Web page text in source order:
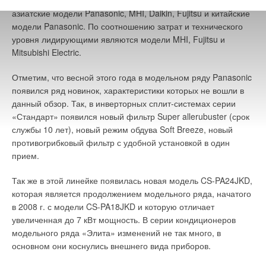
азиатские модели Panasonic, MHI, Daikin, Fujitsu и китайские
модели Panasonic. По соотношению затрат и технического
уровня лидирующими являются модели MHI, Fujitsu и
Mitsubishi Electric.
Отметим, что весной этого года в модельном ряду Panasonic
появился ряд новинок, характеристики которых не вошли в
данный обзор. Так, в инверторных сплит-системах серии
«Стандарт» появился новый фильтр Super allerubuster (срок
службы 10 лет), новый режим обдува Soft Breeze, новый
противогрибковый фильтр с удобной установкой в один
прием.
Так же в этой линейке появилась новая модель CS-PA24JKD,
которая является продолжением модельного ряда, начатого
в 2008 г. с модели CS-PA18JKD и которую отличает
увеличенная до 7 кВт мощность. В серии кондиционеров
модельного ряда «Элита» изменений не так много, в
основном они коснулись внешнего вида приборов.
Если метантенк ориентирован на работу с осадками сточных
вод и активным илом, большое значение имеет способ
подачи осадка в метантенк, а также выгрузка непригодного
вод довольно существенную долю составляют механические
частицы (песок), которые откладываются в метантенке,
уменьшая полезный объем.
С точки зрения режима подачи осадков наиболее
рациональной является эксплуатация метантенков по
прямоточ-ной схеме (см. рис. 1), при которой загрузка и
(или с минимальными перерывами). Такой режим создает
благоприятные температурные условия в метантенке, т.к.
исключается охлаждение бродящей массы вследствие
залповых поступлений более холодных сырого осадка и
избыточного ила.
Комментарии
В этой теме еще нет комментариев
Добавить комментарий
Ваше имя *
Ваш E-mail *
Текст комментария